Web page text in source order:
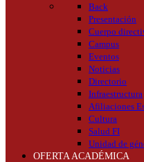
Back
Presentación
Cuerpo
Campus
Eventos
Noticias
Directorio
Infraestructura
Afiliaciones
Cultura
Salud FI
Unidad de
OFERTA ACADÉMICA